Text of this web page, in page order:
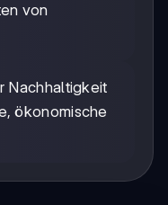
von
Nachhaltigkeit
ökonomische